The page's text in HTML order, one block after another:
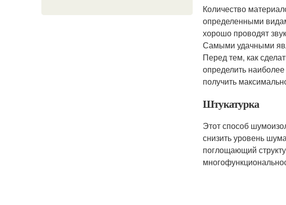
Количество
определенными
хорошо проводят
Самыми удачными
Перед тем, как
определить
получить
Штукатурка
Этот способ
снизить уровень
поглощающий